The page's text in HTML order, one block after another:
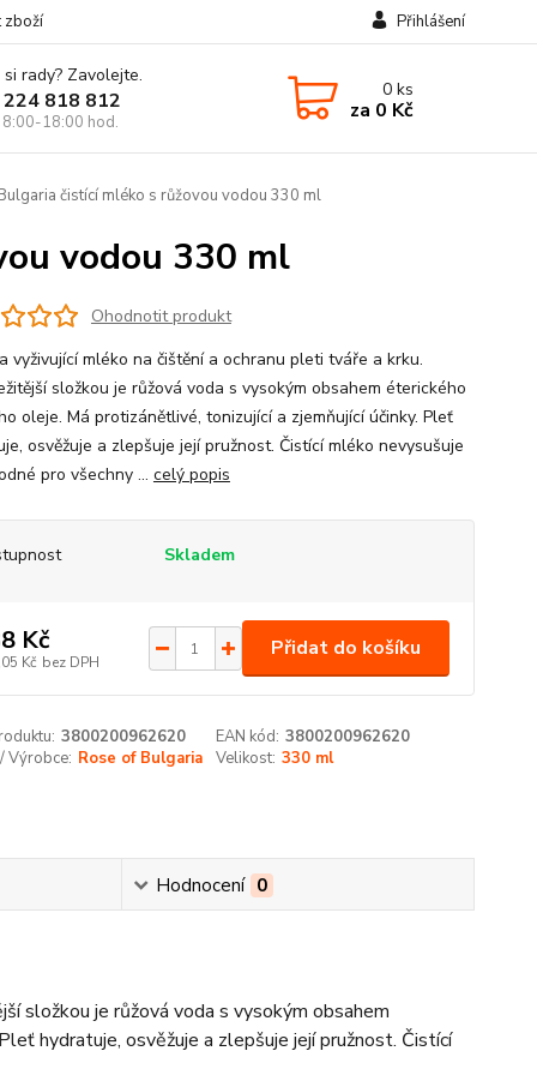
zboží Přihlášení
rady? Zavolejte.
818 812
8:00-18:00 hod.
0ks
za 0 Kč
čistící mléko s růžovou vodou 330 ml
vodou 330 ml
Ohodnotit produkt
vyživující mléko na čištění a ochranu pleti tváře a krku.
složkou je růžová voda s vysokým obsahem éterického
oleje. Má protizánětlivé, tonizující a zjemňující účinky. Pleť
osvěžuje a zlepšuje její pružnost. Čistící mléko nevysušuje
pro všechny ... celý popis
Skladem
Kč
Kč bez DPH
Přidat do košíku
3800200962620 EAN kód: 3800200962620
Výrobce: Rose of Bulgaria Velikost: 330 ml
Hodnocení 0
složkou je růžová voda s vysokým obsahem
hydratuje, osvěžuje a zlepšuje její pružnost. Čistící